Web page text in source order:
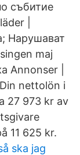
събитие
|
Нарушават
maj
Annonser |
nettolön i
27 973 kr av
11 625 kr.
ska jag